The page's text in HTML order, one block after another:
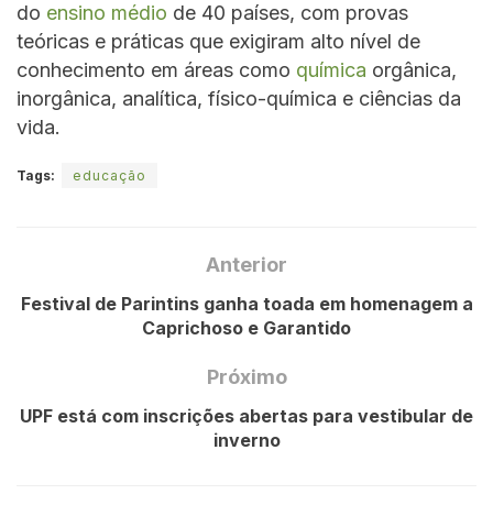
do ensino médio de 40 países, com provas
teóricas e práticas que exigiram alto nível de
conhecimento em áreas como química orgânica,
inorgânica, analítica, físico-química e ciências da
vida.
Tags: educação
Anterior
Festival de Parintins ganha toada em homenagem a
Caprichoso e Garantido
Próximo
UPF está com inscrições abertas para vestibular de
inverno